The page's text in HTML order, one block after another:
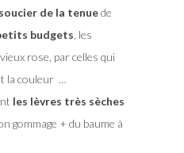
de la tenuede
budgets , les
rose, par celles qui
la couleur …
les lèvres très sèches
gommage + du baume à